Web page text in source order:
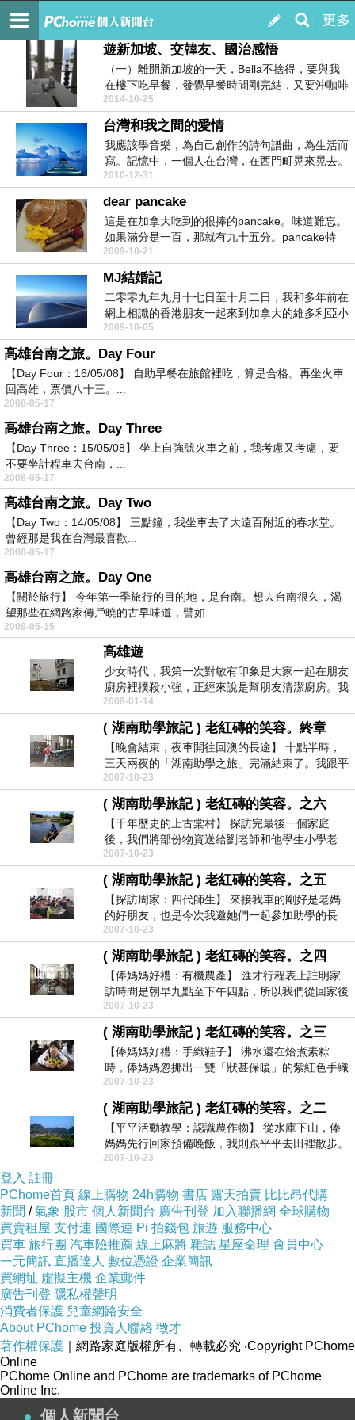
我的
訂閱
南風過客
遊新加坡、交韓友、國治感悟
（一）離開新加坡的一天，Bella不捨得，要與我
在樓下吃早餐，發覺早餐時間剛完結，又要沖咖啡
給我喝。...
2014-10-25
台灣和我之間的愛情
我應該學音樂，為自己創作的詩句譜曲，為生活而
寫。記憶中，一個人在台灣，在西門町晃來晃去。
美眉、恐龍男...
2010-12-31
dear pancake
這是在加拿大吃到的很捧的pancake。味道難忘。
如果滿分是一百，那就有九十五分。pancake特
寫...
2009-10-21
MJ結婚記
二零零九年九月十七日至十月二日，我和多年前在
網上相識的香港朋友一起來到加拿大的維多利亞小
島，M和J結...
2009-10-05
高雄台南之旅。Day Four
【Day Four：16/05/08】 自助早餐在旅館裡吃，算是合格。再坐火車
回高雄，票價八十三。...
2008-05-17
高雄台南之旅。Day Three
【Day Three：15/05/08】 坐上自強號火車之前，我考慮又考慮，要
不要坐計程車去台南，...
2008-05-17
高雄台南之旅。Day Two
【Day Two：14/05/08】 三點鐘，我坐車去了大遠百附近的春水堂。
曾經那是我在台灣最喜歡...
2008-05-17
高雄台南之旅。Day One
【關於旅行】 今年第一季旅行的目的地，是台南。想去台南很久，渴
望那些在網路家傳戶曉的古早味道，譬如...
2008-05-15
高雄遊
少女時代，我第一次對敏有印象是大家一起在朋友
廚房裡撲殺小強，正經來說是幫朋友清潔廚房。我
倆之間的友誼...
2008-01-14
( 湖南助學旅記 ) 老紅磚的笑容。終章
【晚會結束，夜車開往回澳的長途】 十點半時，
三天兩夜的「湖南助學之旅」完滿結束了。我跟平
平和薇互相...
2007-10-23
( 湖南助學旅記 ) 老紅磚的笑容。之六
【千年歷史的上古棠村】 探訪完最後一個家庭
後，我們將部份物資送給劉老師和他學生小學老
師，也交了一大...
2007-10-23
( 湖南助學旅記 ) 老紅磚的笑容。之五
【探訪周家：四代師生】 來接我車的剛好是老媽
的好朋友，也是今次我邀她們一起參加助學的長
輩，彼此是世...
2007-10-23
( 湖南助學旅記 ) 老紅磚的笑容。之四
【俸媽媽好禮：有機農產】 匯才行程表上註明家
訪時間是朝早九點至下午四點，所以我們從回家後
的十點起一...
2007-10-23
( 湖南助學旅記 ) 老紅磚的笑容。之三
【俸媽媽好禮：手織鞋子】 沸水還在烚煮素粽
時，俸媽媽忽挪出一雙「狀甚保暖」的紫紅色手織
鞋子，叫我試...
2007-10-23
( 湖南助學旅記 ) 老紅磚的笑容。之二
【平平活動教學：認識農作物】 從水庫下山，俸
媽媽先行回家預備晚飯，我則跟平平去田裡散步。
平平帶我走...
2007-10-23
登入 註冊
PChome首頁 線上購物 24h購物 書店 露天拍賣 比比昂代購
新聞 /氣象 股市 個人新聞台 廣告刊登 加入聯播網 全球購物
買賣租屋 支付連 國際連 Pi 拍錢包 旅遊 服務中心
買車 旅行團 汽車險推薦 線上麻將 雜誌 星座命理 會員中心
一元簡訊 直播達人 數位憑證 企業簡訊
買網址 虛擬主機 企業郵件
廣告刊登 隱私權聲明
消費者保護 兒童網路安全
About PChome 投資人聯絡 徵才
著作權保護 ｜網路家庭版權所有、轉載必究 ‧Copyright PChome
Online
PChome Online and PChome are trademarks of PChome
Online Inc.
個人新聞台